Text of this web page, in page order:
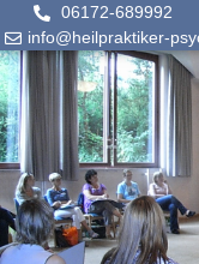
06172-689992
info@heilpraktiker-